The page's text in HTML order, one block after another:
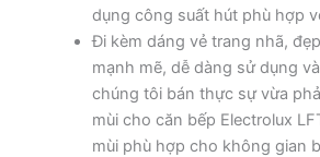
dụng công suất hút phù hợp
Đi kèm dáng vẻ trang nhã,
mạnh mẽ, dễ dàng sử dụng
chúng tôi bán thực sự vừa
mùi cho căn bếp Electrolux
mùi phù hợp cho không gian